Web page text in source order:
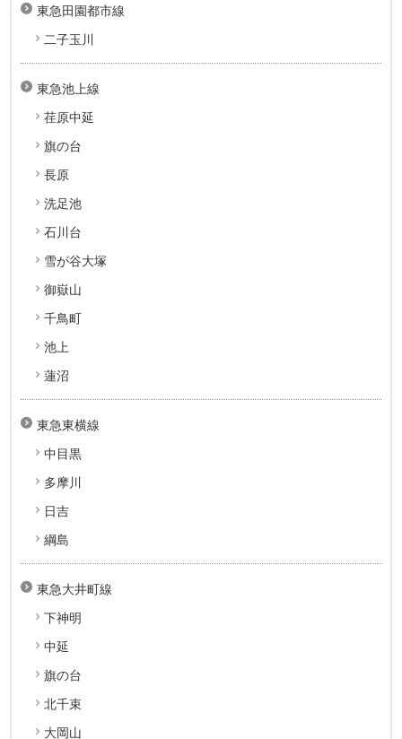
東急田園都市線
二子玉川
東急池上線
荏原中延
旗の台
長原
洗足池
石川台
雪が谷大塚
御嶽山
千鳥町
池上
蓮沼
東急東横線
中目黒
多摩川
日吉
綱島
東急大井町線
下神明
中延
旗の台
北千束
大岡山